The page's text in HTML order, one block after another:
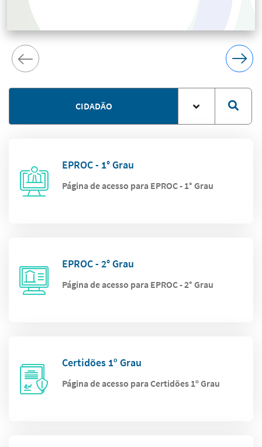
CIDADÃO
EPROC - 1° Grau
Página de acesso para EPROC - 1° Grau
EPROC - 2° Grau
Página de acesso para EPROC - 2° Grau
Certidões 1º Grau
Página de acesso para Certidões 1º Grau